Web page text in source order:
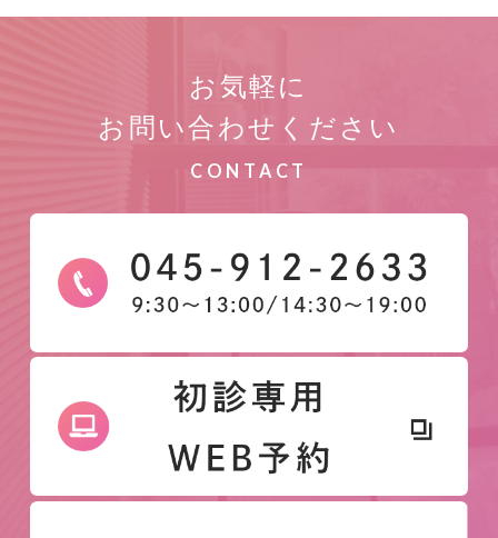
お気軽に
お問い合わせください
CONTACT